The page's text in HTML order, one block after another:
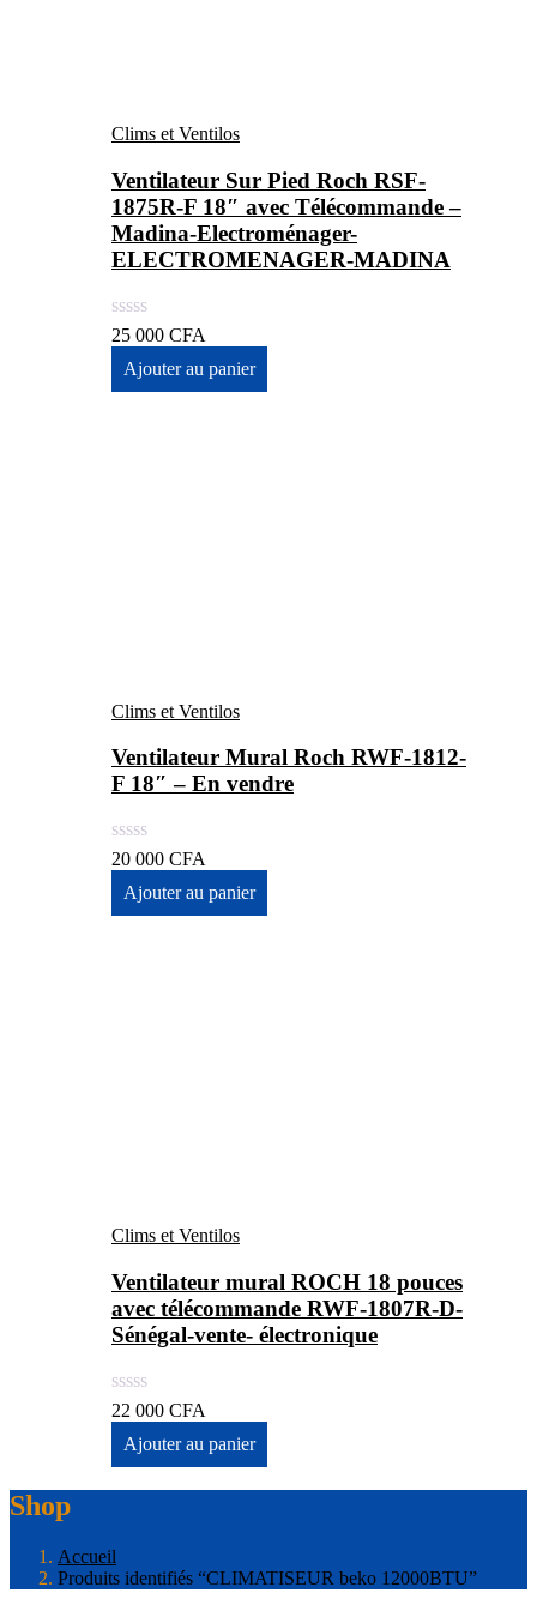
Clims et Ventilos
Ventilateur Sur Pied Roch RSF-
1875R-F 18″ avec Télécommande –
Madina-Electroménager-
ELECTROMENAGER-MADINA
25 000 CFA
Ajouter au panier
Clims et Ventilos
Ventilateur Mural Roch RWF-1812-
F 18″ – En vendre
20 000 CFA
Ajouter au panier
Clims et Ventilos
Ventilateur mural ROCH 18 pouces
avec télécommande RWF-1807R-D-
Sénégal-vente- électronique
22 000 CFA
Ajouter au panier
Shop
Accueil
Produits identifiés “CLIMATISEUR beko 12000BTU”